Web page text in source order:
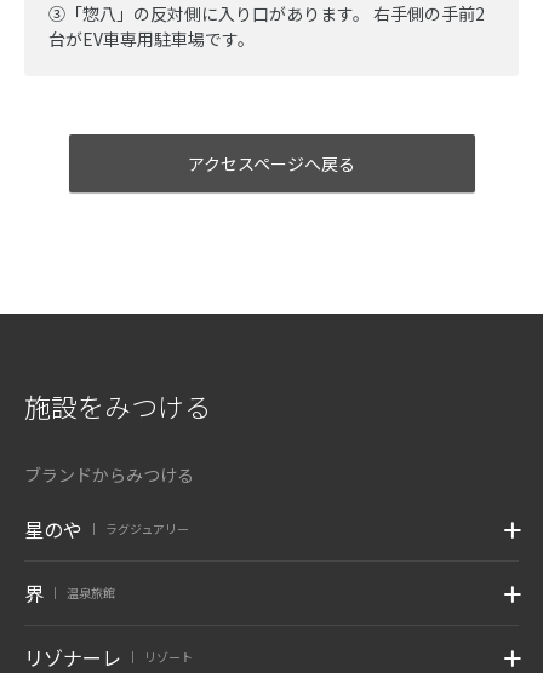
③「惣八」の反対側に入り口があります。 右手側の手前2
台がEV車専用駐車場です。
アクセスページへ戻る
施設をみつける
ブランドからみつける
星のや ラグジュアリー
界 温泉旅館
リゾナーレ リゾート